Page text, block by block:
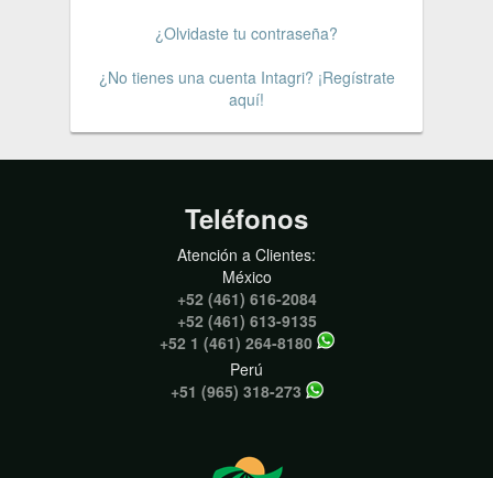
¿Olvidaste tu contraseña?
¿No tienes una cuenta Intagri? ¡Regístrate
aquí!
Teléfonos
Atención a Clientes:
México
+52 (461) 616-2084
+52 (461) 613-9135
+52 1 (461) 264-8180
Perú
+51 (965) 318-273